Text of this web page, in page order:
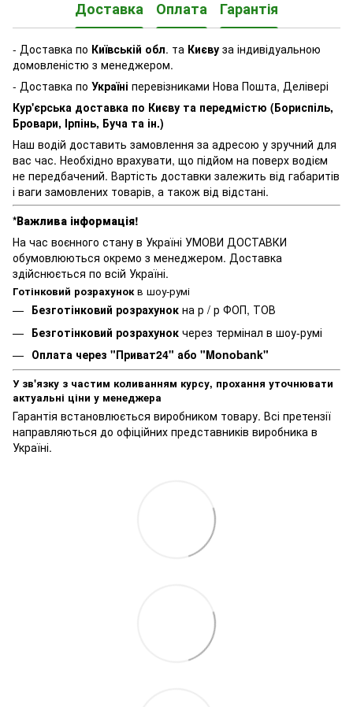
Доставка Оплата Гарантія
- Доставка по Київській обл. та Києву за індивідуальною
домовленістю з менеджером.
- Доставка по Україні перевізниками Нова Пошта, Делівері
Кур'єрська доставка по Києву та передмістю (Бориспіль,
Бровари, Ірпінь, Буча та ін.)
Наш водій доставить замовлення за адресою у зручний для
вас час. Необхідно врахувати, що підйом на поверх водієм
не передбачений. Вартість доставки залежить від габаритів
і ваги замовлених товарів, а також від відстані.
*Важлива інформація!
На час воєнного стану в Україні УМОВИ ДОСТАВКИ
обумовлюються окремо з менеджером. Доставка
здійснюється по всій Україні.
Готінковий розрахунокв шоу-румі
Безготінковий розрахунок на р / р ФОП, ТОВ
Безготінковий розрахунок через термінал в шоу-румі
Оплата через "Приват24" або "Monobank"
У зв'язку з частим коливанням курсу, прохання уточнювати
актуальні ціни у менеджера
Гарантія встановлюється виробником товару. Всі претензії
направляються до офіційних представників виробника в
Україні.